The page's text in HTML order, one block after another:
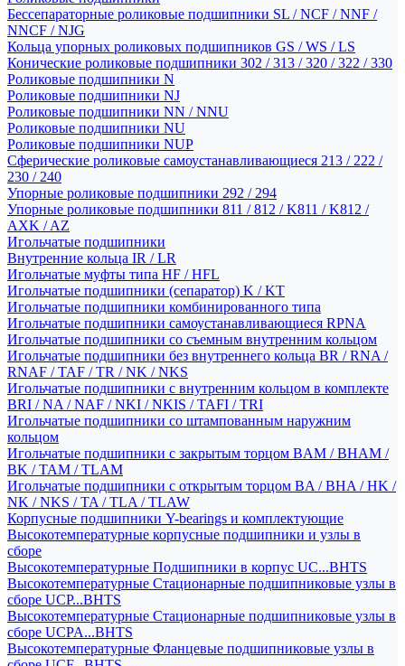
Бессепараторные роликовые подшипники SL / NCF / NNF /
NNCF / NJG
Кольца упорных роликовых подшипников GS / WS / LS
Конические роликовые подшипники 302 / 313 / 320 / 322 / 330
Роликовые подшипники N
Роликовые подшипники NJ
Роликовые подшипники NN / NNU
Роликовые подшипники NU
Роликовые подшипники NUP
Сферические роликовые самоустанавливающиеся 213 / 222 /
230 / 240
Упорные роликовые подшипники 292 / 294
Упорные роликовые подшипники 811 / 812 / K811 / K812 /
AXK / AZ
Игольчатые подшипники
Внутренние кольца IR / LR
Игольчатые муфты типа HF / HFL
Игольчатые подшипники (сепаратор) K / KT
Игольчатые подшипники комбинированного типа
Игольчатые подшипники самоустанавливающиеся RPNA
Игольчатые подшипники со съемным внутренним кольцом
Игольчатые подшипники без внутреннего кольца BR / RNA /
RNAF / TAF / TR / NK / NKS
Игольчатые подшипники с внутренним кольцом в комплекте
BRI / NA / NAF / NKI / NKIS / TAFI / TRI
Игольчатые подшипники со штампованным наружним
кольцом
Игольчатые подшипники с закрытым торцом BAM / BHAM /
BK / TAM / TLAM
Игольчатые подшипники с открытым торцом BA / BHA / HK /
NK / NKS / TA / TLA / TLAW
Корпусные подшипники Y-bearings и комплектующие
Высокотемпературные корпусные подшипники и узлы в
сборе
Высокотемпературные Подшипники в корпус UC...BHTS
Высокотемпературные Стационарные подшипниковые узлы в
сборе UCP...BHTS
Высокотемпературные Стационарные подшипниковые узлы в
сборе UCPA...BHTS
Высокотемпературные Фланцевые подшипниковые узлы в